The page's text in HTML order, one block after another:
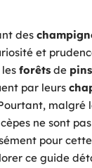
des
et
forêts de pins
par leurs
malgré
ne sont
pour
ce guide